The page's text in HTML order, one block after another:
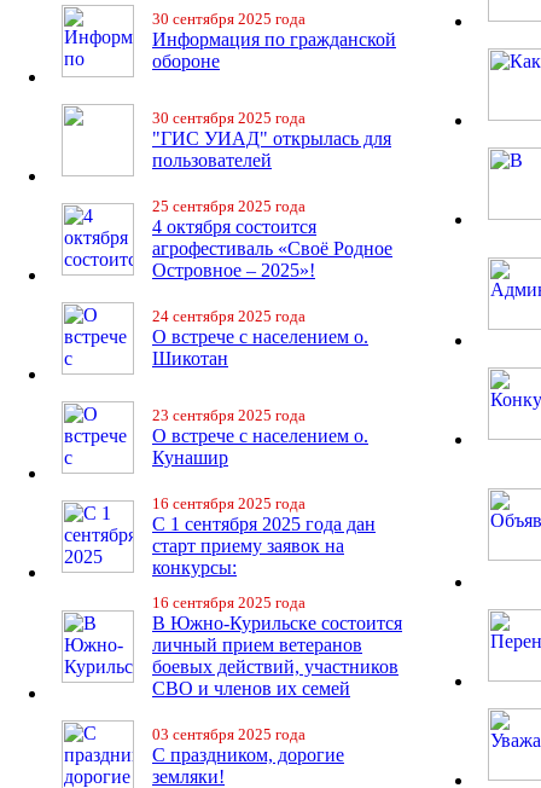
30 сентября 2025 года
Информация по гражданской
обороне
30 сентября 2025 года
"ГИС УИАД" открылась для
пользователей
25 сентября 2025 года
4 октября состоится
агрофестиваль «Своё Родное
Островное – 2025»!
24 сентября 2025 года
О встрече с населением о.
Шикотан
23 сентября 2025 года
О встрече с населением о.
Кунашир
16 сентября 2025 года
С 1 сентября 2025 года дан
старт приему заявок на
конкурсы:
16 сентября 2025 года
В Южно-Курильске состоится
личный прием ветеранов
боевых действий, участников
СВО и членов их семей
03 сентября 2025 года
С праздником, дорогие
земляки!